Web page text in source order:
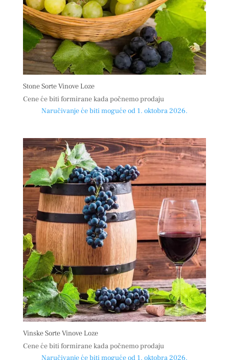
Stone Sorte Vinove Loze
Cene će biti formirane kada počnemo prodaju
Naručivanje će biti moguće od 1. oktobra 2026.
Vinske Sorte Vinove Loze
Cene će biti formirane kada počnemo prodaju
Naručivanje će biti moguće od 1. oktobra 2026.